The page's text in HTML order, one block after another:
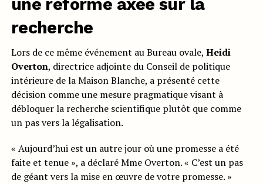
une réforme axée sur la
recherche
Lors de ce même événement au Bureau ovale, Heidi
Overton, directrice adjointe du Conseil de politique
intérieure de la Maison Blanche, a présenté cette
décision comme une mesure pragmatique visant à
débloquer la recherche scientifique plutôt que comme
un pas vers la légalisation.
« Aujourd’hui est un autre jour où une promesse a été
faite et tenue », a déclaré Mme Overton. « C’est un pas
de géant vers la mise en œuvre de votre promesse. »